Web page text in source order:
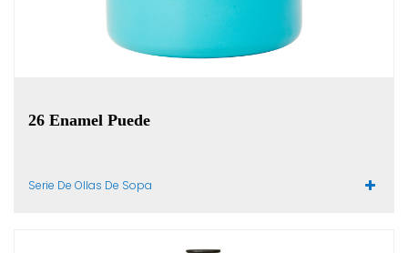
26 Enamel Puede
Serie De Ollas De Sopa